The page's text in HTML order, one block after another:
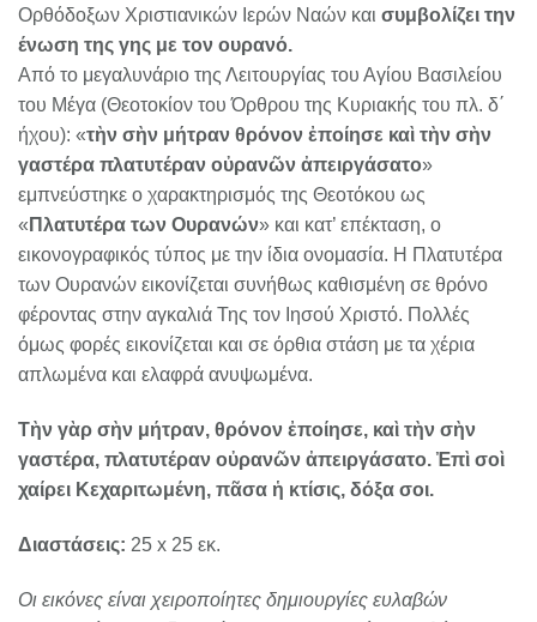
Ορθόδοξων Χριστιανικών Ιερών Ναών και συμβολίζει την
ένωση της γης με τον ουρανό.
Από το μεγαλυνάριο της Λειτουργίας του Αγίου Βασιλείου
του Μέγα (Θεοτοκίον του Όρθρου της Κυριακής του πλ. δ΄
ήχου): «τὴν σὴν μήτραν θρόνον ἐποίησε καὶ τὴν σὴν
γαστέρα πλατυτέραν οὐρανῶν ἀπειργάσατο»
εμπνεύστηκε ο χαρακτηρισμός της Θεοτόκου ως
« Πλατυτέρα των Ουρανών» και κατ’ επέκταση, ο
εικονογραφικός τύπος με την ίδια ονομασία. Η Πλατυτέρα
των Ουρανών εικονίζεται συνήθως καθισμένη σε θρόνο
φέροντας στην αγκαλιά Της τον Ιησού Χριστό. Πολλές
όμως φορές εικονίζεται και σε όρθια στάση με τα χέρια
απλωμένα και ελαφρά ανυψωμένα.
Τὴν γὰρ σὴν μήτραν, θρόνον ἐποίησε, καὶ τὴν σὴν
γαστέρα, πλατυτέραν οὐρανῶν ἀπειργάσατο. Ἐπὶ σοὶ
χαίρει Κεχαριτωμένη, πᾶσα ἡ κτίσις, δόξα σοι.
Διαστάσεις: 25 x 25 εκ.
Οι εικόνες είναι χειροποίητες δημιουργίες ευλαβών